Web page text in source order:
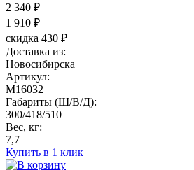
2 340 ₽
1 910 ₽
скидка 430 ₽
Доставка из:
Новосибирска
Артикул:
M16032
Габариты (Ш/В/Д):
300/418/510
Вес, кг:
7,7
Купить в 1 клик